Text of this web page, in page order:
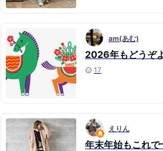
am(あむ)
2026年もどうぞ
17
えりん
年末年始もこれ